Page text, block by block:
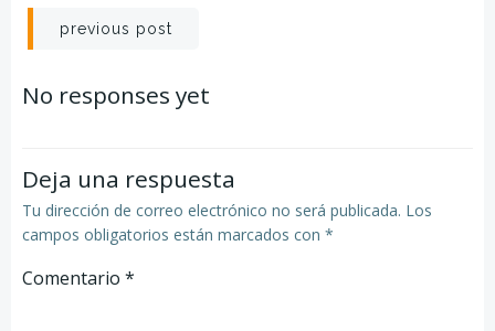
Navegación
de
previous post
No responses yet
Deja una respuesta
Tu dirección de correo electrónico no será publicada. Los
campos obligatorios están marcados con *
Comentario *